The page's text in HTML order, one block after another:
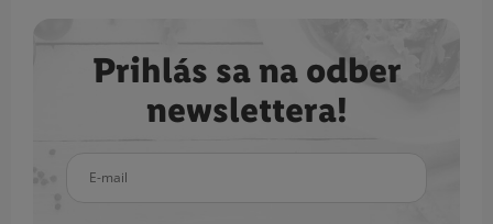
Prihlás sa na odber
newslettera!